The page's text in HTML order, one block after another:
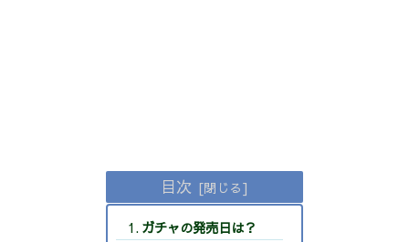
目次
ガチャの発売日は？